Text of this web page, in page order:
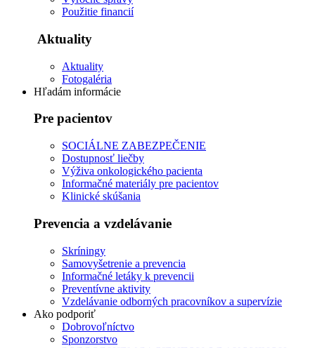
Použitie financií
Aktuality
Aktuality
Fotogaléria
Hľadám informácie
Pre pacientov
SOCIÁLNE ZABEZPEČENIE
Dostupnosť liečby
Výživa onkologického pacienta
Informačné materiály pre pacientov
Klinické skúšania
Prevencia a vzdelávanie
Skríningy
Samovyšetrenie a prevencia
Informačné letáky k prevencii
Preventívne aktivity
Vzdelávanie odborných pracovníkov a supervízie
Ako podporiť
Dobrovoľníctvo
Sponzorstvo